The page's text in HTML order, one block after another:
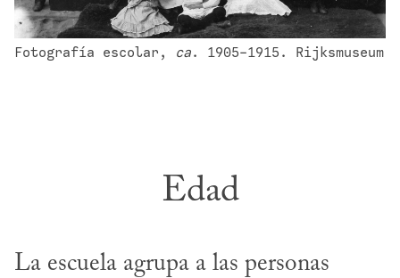
Fotografía escolar, ca. 1905-1915. Rijksmuseum
Edad
La escuela agrupa a las personas